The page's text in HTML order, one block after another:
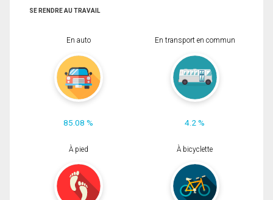
SE RENDRE AU TRAVAIL
En auto
85.08 %
En transport en commun
4.2 %
À pied À bicyclette